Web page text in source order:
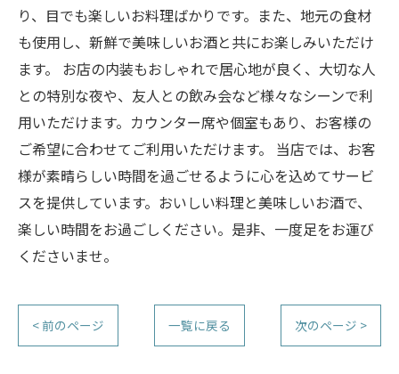
り、目でも楽しいお料理ばかりです。また、地元の食材
も使用し、新鮮で美味しいお酒と共にお楽しみいただけ
ます。 お店の内装もおしゃれで居心地が良く、大切な人
との特別な夜や、友人との飲み会など様々なシーンで利
用いただけます。カウンター席や個室もあり、お客様の
ご希望に合わせてご利用いただけます。 当店では、お客
様が素晴らしい時間を過ごせるように心を込めてサービ
スを提供しています。おいしい料理と美味しいお酒で、
楽しい時間をお過ごしください。是非、一度足をお運び
くださいませ。
< 前のページ 一覧に戻る 次のページ >